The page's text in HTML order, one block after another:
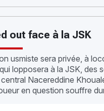
out face à la JSK
usmiste sera privée, à
lopposera à la JSK, des
Nacereddine
en question souffre